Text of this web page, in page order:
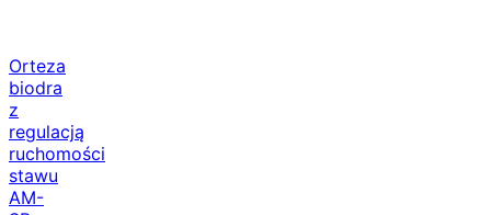
Orteza
biodra
z
regulacją
ruchomości
stawu
AM-